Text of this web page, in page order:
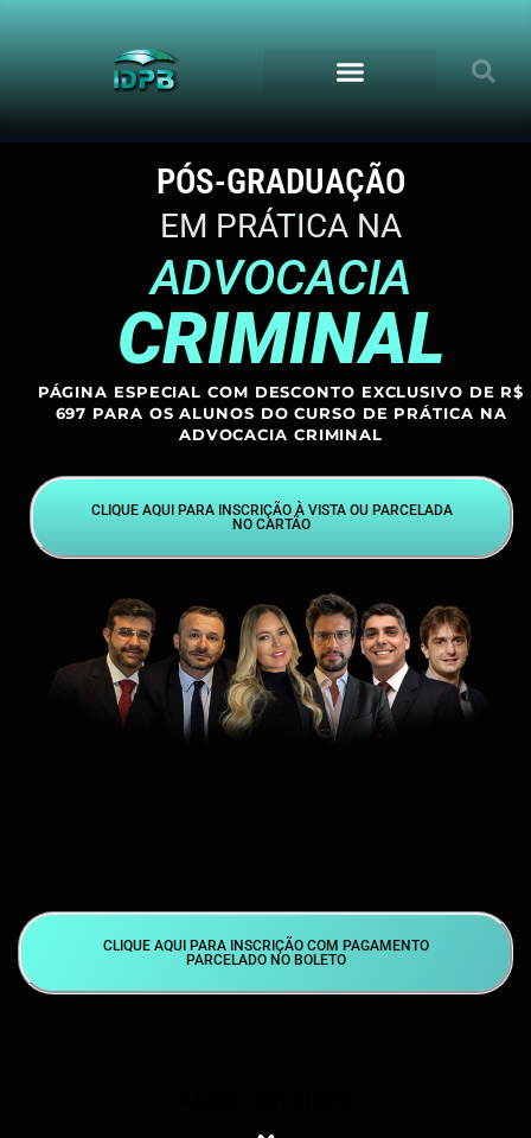
PÓS-GRADUAÇÃO
EM PRÁTICA NA
ADVOCACIA
CRIMINAL
PÁGINA ESPECIAL COM DESCONTO EXCLUSIVO DE R$
697 PARA OS ALUNOS DO CURSO DE PRÁTICA NA
ADVOCACIA CRIMINAL
CLIQUE AQUI PARA INSCRIÇÃO À VISTA OU PARCELADA
NO CARTÃO
CLIQUE AQUI PARA INSCRIÇÃO COM PAGAMENTO
PARCELADO NO BOLETO